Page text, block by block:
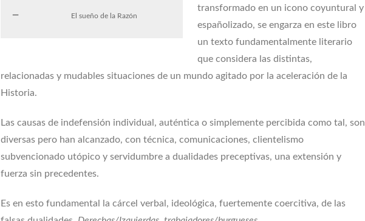
El sueño de la Razón
transformado en un icono coyuntural y
españolizado, se engarza en este libro
un texto fundamentalmente literario
que considera las distintas,
relacionadas y mudables situaciones de un mundo agitado por la aceleración de la
Historia.
Las causas de indefensión individual, auténtica o simplemente percibida como tal, son
diversas pero han alcanzado, con técnica, comunicaciones, clientelismo
subvencionado utópico y servidumbre a dualidades preceptivas, una extensión y
fuerza sin precedentes.
Es en esto fundamental la cárcel verbal, ideológica, fuertemente coercitiva, de las